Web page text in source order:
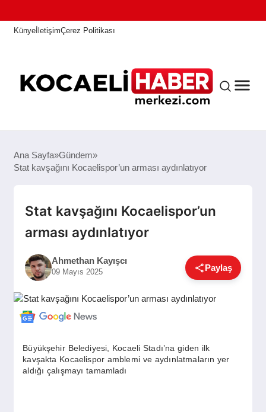
KünyeİletişimÇerez Politikası
ANASAYFA
ASAYIŞ
GÜNDEM
SIYASET
EĞITIM
Ana Sayfa Gündem
Stat kavşağını Kocaelispor’un arması aydınlatıyor
Stat kavşağını Kocaelispor’un
arması aydınlatıyor
Ahmethan Kayışcı
09 Mayıs 2025 Paylaş
Büyükşehir Belediyesi, Kocaeli Stadı’na giden ilk
kavşakta Kocaelispor amblemi ve aydınlatmaların yer
aldığı çalışmayı tamamladı